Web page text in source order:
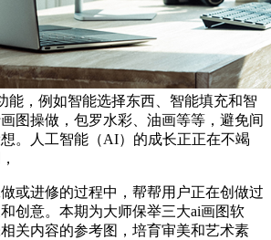
能，例如智能选择东西、智能填充和智
图操做，包罗水彩、油画等等，避免间
。人工智能（AI）的成长正正在不竭
进修的过程中，帮帮用户正在创做过
创意。本期为大师保举三大ai画图软
关内容的参考图，培育审美和艺术素